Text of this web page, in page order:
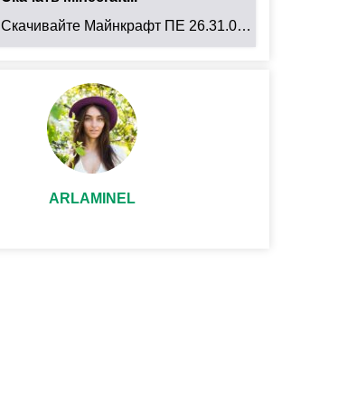
Скачивайте Майнкрафт ПЕ 26.31.01 для Android: ...
ARLAMINEL